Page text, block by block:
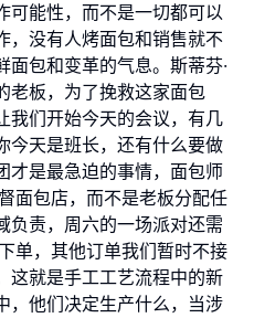
可能性，而不是一切都可以
，没有人烤面包和销售就不
包和变革的气息。斯蒂芬·
老板，为了挽救这家面包
我们开始今天的会议，有几
今天是班长，还有什么要做
才是最急迫的事情，面包师
面包店，而不是老板分配任
负责，周六的一场派对还需
单，其他订单我们暂时不接
这就是手工工艺流程中的新
，他们决定生产什么，当涉